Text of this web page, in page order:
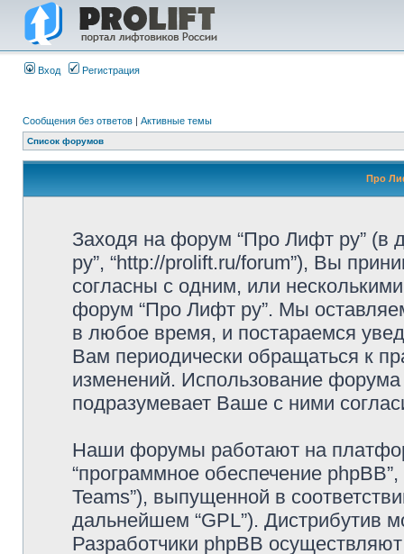
Вход Регистрация
Сообщения без ответов | Активные темы
Список форумов
Про
Заходя на форум “Про Лифт ру”
ру”, “http://prolift.ru/forum”), Вы
согласны с одним, или
форум “Про Лифт ру”. Мы
в любое время, и постараемся
Вам периодически обращаться к
изменений. Использование
подразумевает Ваше с ними
Наши форумы работают на
“программное обеспечение
Teams”), выпущенной в
дальнейшем “GPL”). Дистрибутив
Разработчики phpBB